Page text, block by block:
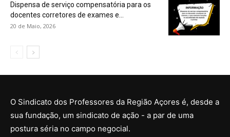
Dispensa de serviço compensatória para os
docentes corretores de exames e...
20 de Maio, 2026
O Sindicato dos Professores da Região Açores é, desde a
sua fundação, um sindicato de ação - a par de uma
postura séria no campo negocial.